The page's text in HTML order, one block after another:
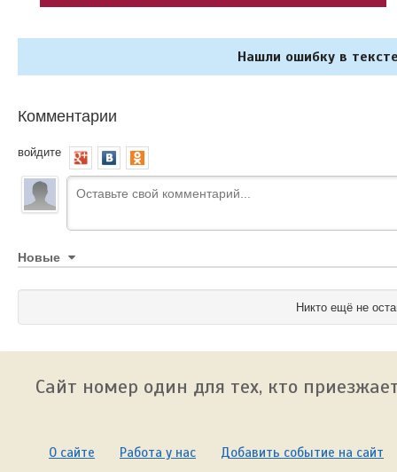
Нашли ошибку в
Комментарии
войдите
Новые
Никто ещё не
Сайт номер один для тех, кто
О сайте Работа у нас Добавить событие на сайт